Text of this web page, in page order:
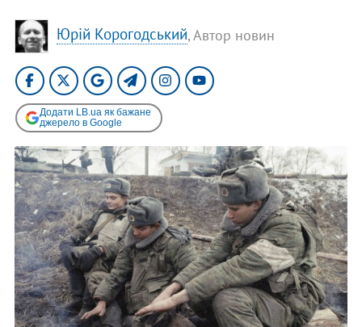
Юрій Корогодський, Автор новин
Додати LB.ua як бажане
джерело в Google